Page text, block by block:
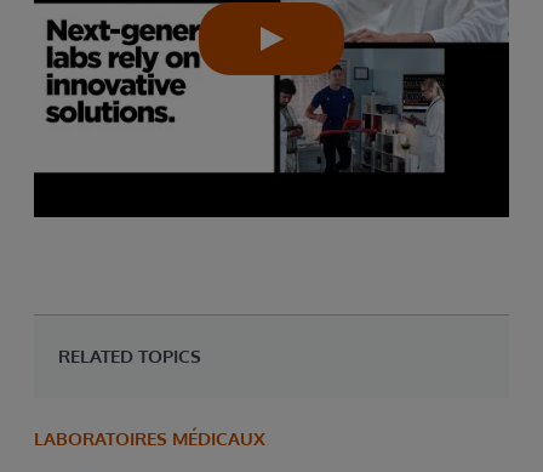
RELATED TOPICS
LABORATOIRES MÉDICAUX